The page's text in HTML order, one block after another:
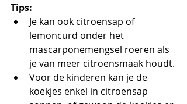
Tips:
Je kan ook citroensap of
lemoncurd onder het
mascarponemengsel roeren als
je van meer citroensmaak houdt.
Voor de kinderen kan je de
koekjes enkel in citroensap